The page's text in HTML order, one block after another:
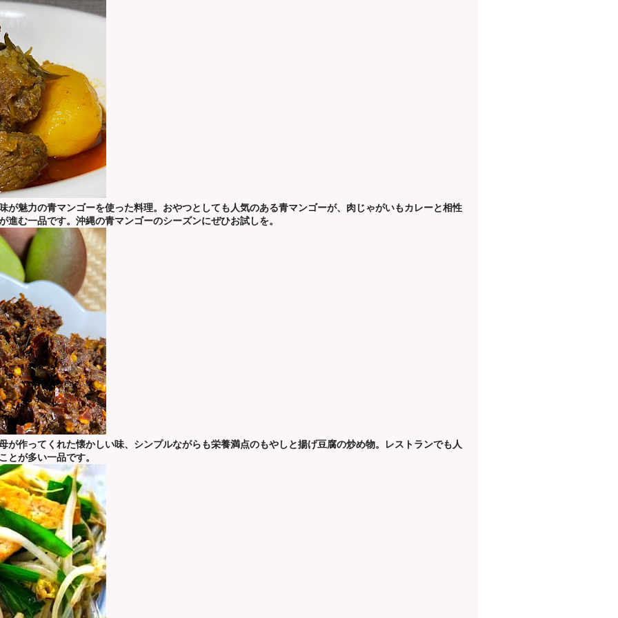
が魅力の青マンゴーを使った料理。おやつとしても人気のある青マンゴーが、肉じゃがいもカレーと相性
進む一品です。沖縄の青マンゴーのシーズンにぜひお試しを。
が作ってくれた懐かしい味、シンプルながらも栄養満点のもやしと揚げ豆腐の炒め物。レストランでも人
とが多い一品です。